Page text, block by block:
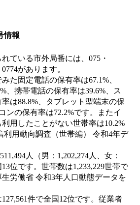
情報
ている市外局番には、075・
があります。
た固定電話の保有率は67.1%、
、携帯電話の保有率は39.6%、ス
は88.8%、タブレット型端末の保
ンの保有率は72.2%です。またイ
用したことがない世帯率は10.2%
利用動向調査（世帯編） 令和4年デ
人（男：1,202,274人、女：
位です。世帯数は1,233,229世帯で
労働省 令和3年人口動態データを
件で全国12位です。従業者